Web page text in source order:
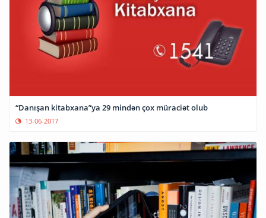
“Danışan kitabxana”ya 29 mindən çox müraciət olub
13-06-2017